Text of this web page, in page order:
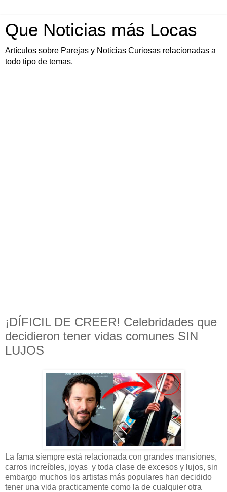
Que Noticias más Locas
Artículos sobre Parejas y Noticias Curiosas relacionadas a
todo tipo de temas.
¡DÍFICIL DE CREER! Celebridades que
decidieron tener vidas comunes SIN
LUJOS
La fama siempre está relacionada con grandes mansiones,
carros increíbles, joyas y toda clase de excesos y lujos, sin
embargo muchos los artistas más populares han decidido
tener una vida practicamente como la de cualquier otra